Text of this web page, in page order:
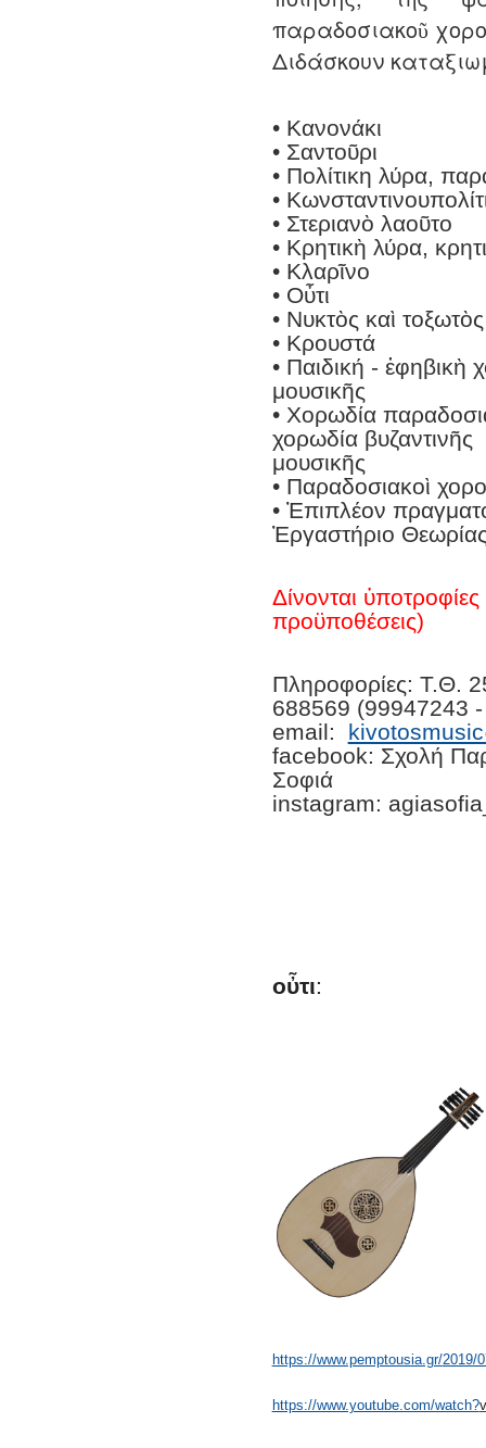
παραδοσιακοῦ
Διδάσκουν
• Κανονάκι
• Σαντοῦρι
• Πολίτικη λύρα,
•
• Στεριανὸ λαοῦτο
• Κρητικὴ λύρα,
• Κλαρῖνο
• Οὖτι
• Νυκτὸς καὶ
• Κρουστά
• Παιδική - ἐφηβικὴ
μουσικῆς
• Χορωδία
χορωδία βυζαντινῆς
μουσικῆς
• Παραδοσιακοὶ
• Ἐπιπλέον
Ἐργαστήριο
Δίνονται
προϋποθέσεις)
Πληροφορίες: Τ.Θ.
688569 (99947243
email:
facebook: Σχολή
Σοφιά
instagram:
οὖτι:
https://www.pemptousia.gr/2019/
https://www.youtube.com/watch?